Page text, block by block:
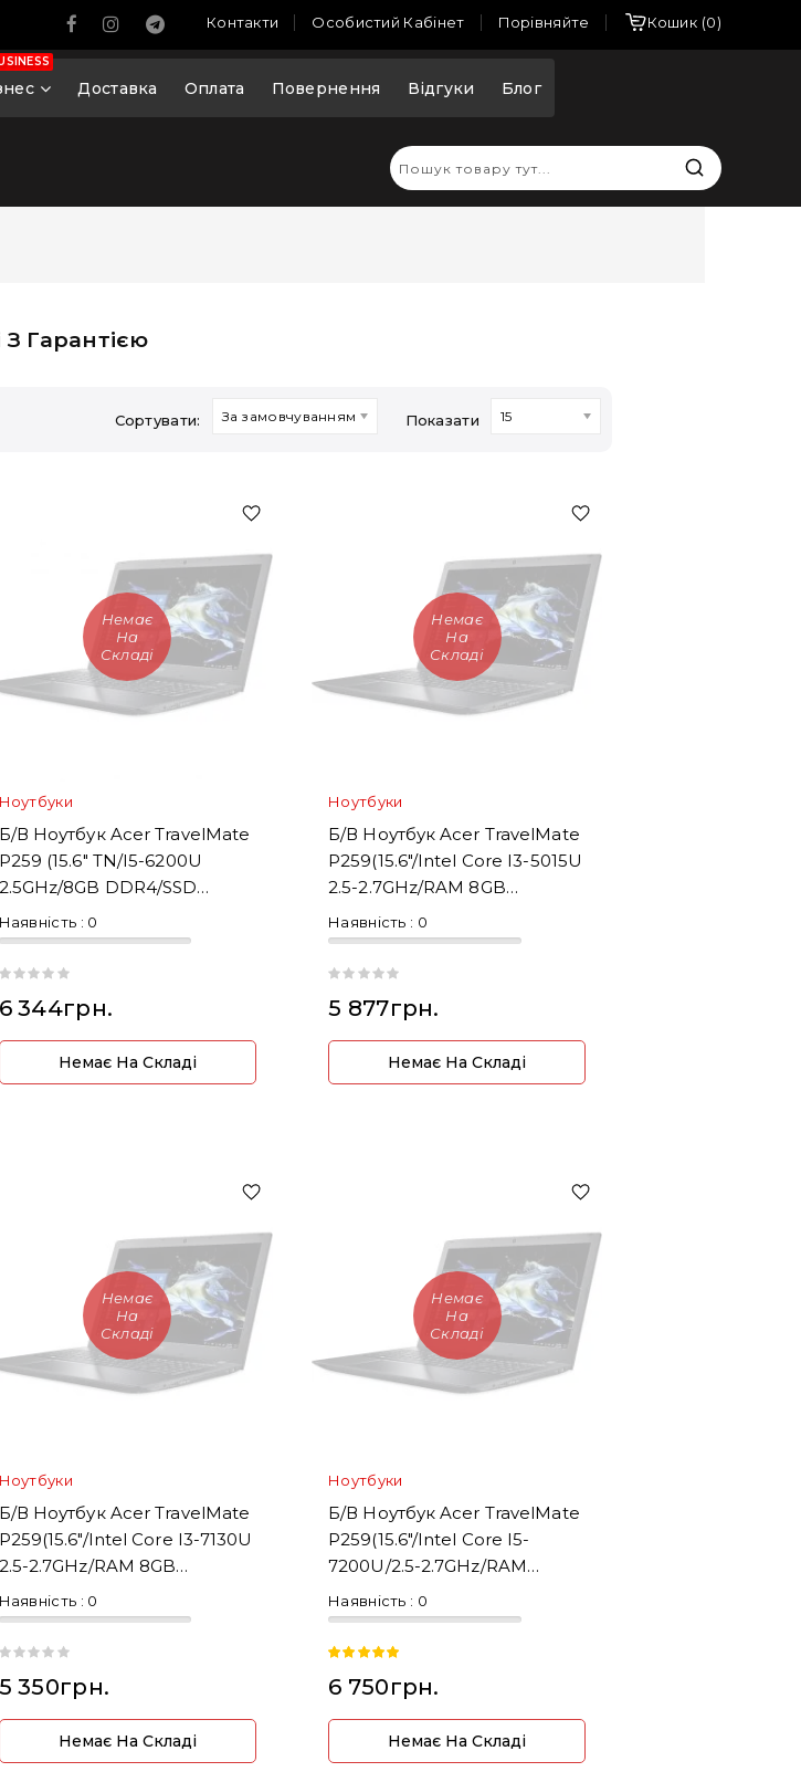
Контакти Особистий Кабінет Порівняйте Кошик 0
Доставка Оплата Повернення Відгуки Блог
Гарантією
Сортувати: За замовчуванням Показати 15
Немає
На
Складі
Ноутбуки
Б/В Ноутбук Acer TravelMate
P259 (15.6" TN/i5-6200U
2.5GHz/8GB DDR4/SSD
256GB)
Наявність : 0
6 344грн.
Немає На Складі
Немає
На
Складі
Ноутбуки
Б/В Ноутбук Acer TravelMate
P259(15.6"/Intel Core I3-5015U
2.5-2.7GHz/RAM 8GB
DDR3/SSD240)
Наявність : 0
5 877грн.
Немає На Складі
Немає
На
Складі
Ноутбуки
Б/В Ноутбук Acer TravelMate
P259(15.6"/Intel Core I3-7130U
2.5-2.7GHz/RAM 8GB
DDR4/SSD256)
Наявність : 0
5 350грн.
Немає На Складі
Немає
На
Складі
Ноутбуки
Б/В Ноутбук Acer TravelMate
P259(15.6"/Intel Core I5-
7200U/2.5-2.7GHz/RAM
8GB/DDR4/SSD256)
Наявність : 0
6 750грн.
Немає На Складі